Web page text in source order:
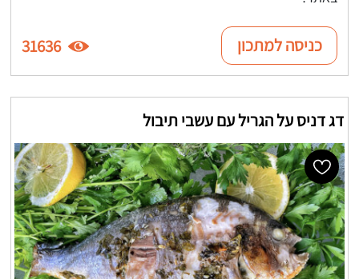
כניסה למתכון 31636
דג דניס על הגריל עם עשבי תיבול